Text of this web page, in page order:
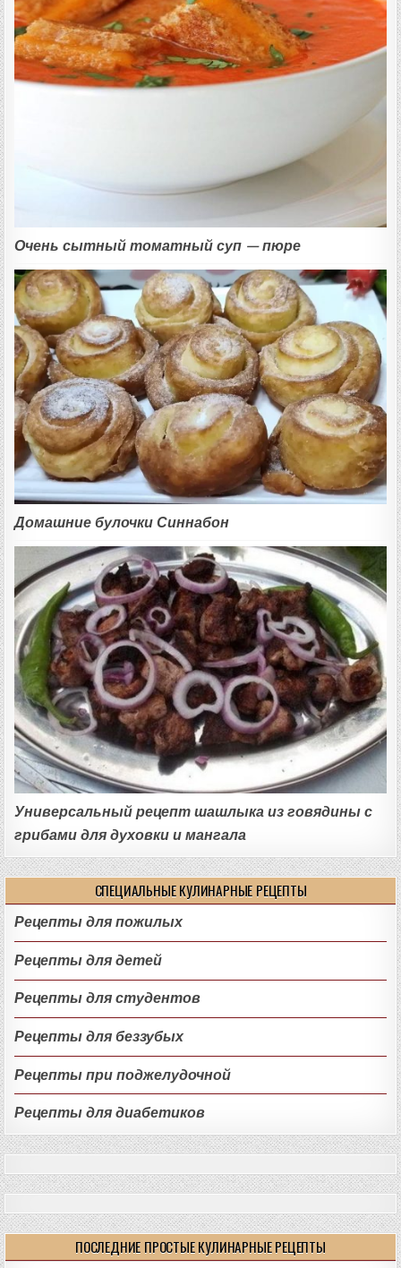
Очень сытный томатный суп — пюре
Домашние булочки Синнабон
Универсальный рецепт шашлыка из говядины с
грибами для духовки и мангала
СПЕЦИАЛЬНЫЕ КУЛИНАРНЫЕ РЕЦЕПТЫ
Рецепты для пожилых
Рецепты для детей
Рецепты для студентов
Рецепты для беззубых
Рецепты при поджелудочной
Рецепты для диабетиков
ПОСЛЕДНИЕ ПРОСТЫЕ КУЛИНАРНЫЕ РЕЦЕПТЫ